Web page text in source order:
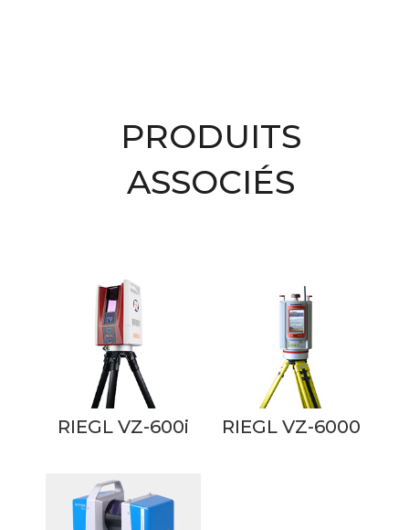
PRODUITS
ASSOCIÉS
RIEGL VZ-600i RIEGL VZ-6000